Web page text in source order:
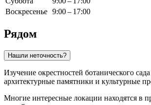
Воскресенье 9:00 – 17:00
Рядом
Нашли неточность?
Изучение окрестностей ботанического
архитектурные памятники и культурные
Многие интересные локации находятся в